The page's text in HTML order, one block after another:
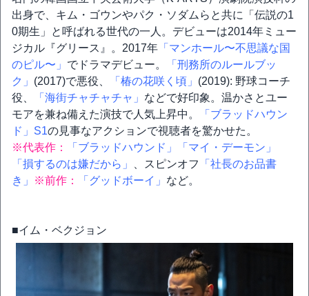
出身で、キム・ゴウンやパク・ソダムらと共に「伝説の1
0期生」と呼ばれる世代の一人。デビューは2014年ミュー
ジカル『グリース』。2017年 「マンホール〜不思議な国
のピル〜」 でドラマデビュー。
「刑務所のルールブッ
ク」 (2017)で悪役、 「椿の花咲く頃」 (2019): 野球コーチ
役、
「海街チャチャチャ」 などで好印象。温かさとユー
モアを兼ね備えた演技で人気上昇中。
「ブラッドハウン
ド」S1の見事なアクションで視聴者を驚かせた。
※代表作：
「ブラッドハウンド」
「マイ・デーモン」
「損するのは嫌だから」
、スピンオフ
「社長のお品書
き」
※前作： 「グッドボーイ」 など。
■イム・ベクジョン